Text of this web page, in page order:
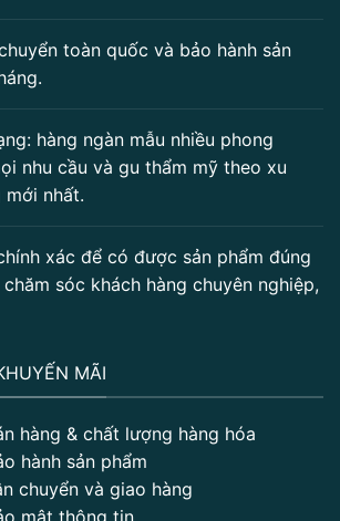
toàn quốc và bảo hành sản
hàng ngàn mẫu nhiều phong
nhu cầu và gu thẩm mỹ theo xu
nhất.
xác để có được sản phẩm đúng
sóc khách hàng chuyên nghiệp,
MÃI
hàng & chất lượng hàng hóa
hành sản phẩm
chuyển và giao hàng
mật thông tin